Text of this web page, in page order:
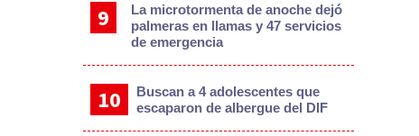
La microtormenta de anoche dejó
palmeras en llamas y 47 servicios
de emergencia
Buscan a 4 adolescentes que
escaparon de albergue del DIF